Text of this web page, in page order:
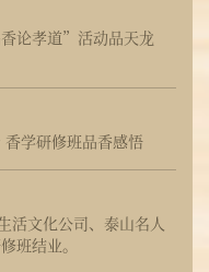
论孝道”活动品天龙
醉卧白云闲入梦，不知何物是吾身 香学研修班品香感悟
活文化公司、泰山名人
班结业。